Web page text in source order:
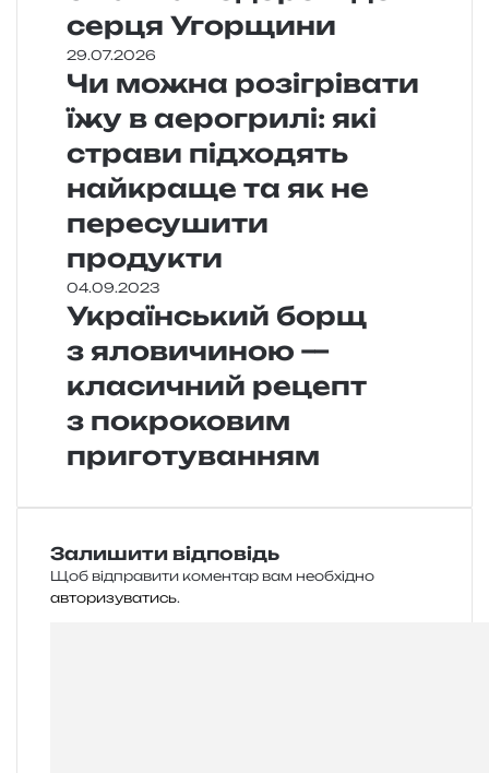
серця Угорщини
29.07.2026
Чи можна розігрівати
їжу в аерогрилі: які
страви підходять
найкраще та як не
пересушити
продукти
04.09.2023
Український борщ
з яловичиною —
класичний рецепт
з покроковим
приготуванням
Залишити відповідь
Щоб відправити коментар вам необхідно
авторизуватись.